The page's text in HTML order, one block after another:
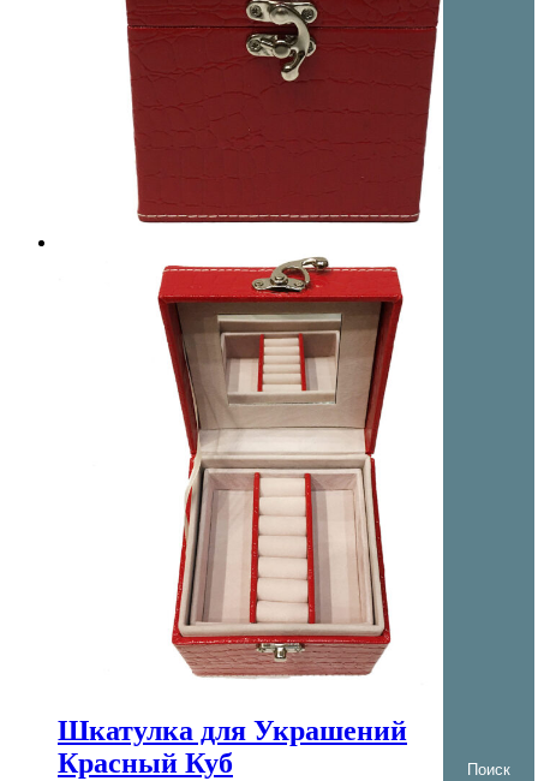
Шкатулка для Украшений
Красный Куб